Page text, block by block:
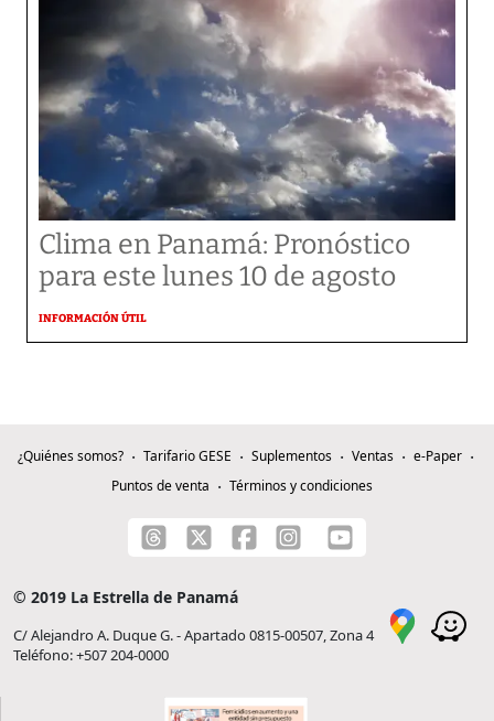
Clima en Panamá: Pronóstico
para este lunes 10 de agosto
INFORMACIÓN ÚTIL
¿Quiénes somos? Tarifario GESE Suplementos Ventas
e-Paper
Puntos de venta
Términos y condiciones
© 2019 La Estrella de Panamá
C/ Alejandro A. Duque G. - Apartado 0815-00507, Zona 4
Teléfono: +507 204-0000